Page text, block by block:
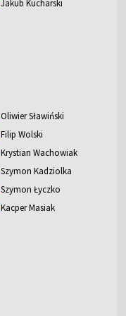
Jakub Kucharski
Oliwier Sławiński
Filip Wolski
Krystian Wachowiak
Szymon Kadziolka
Szymon Łyczko
Kacper Masiak